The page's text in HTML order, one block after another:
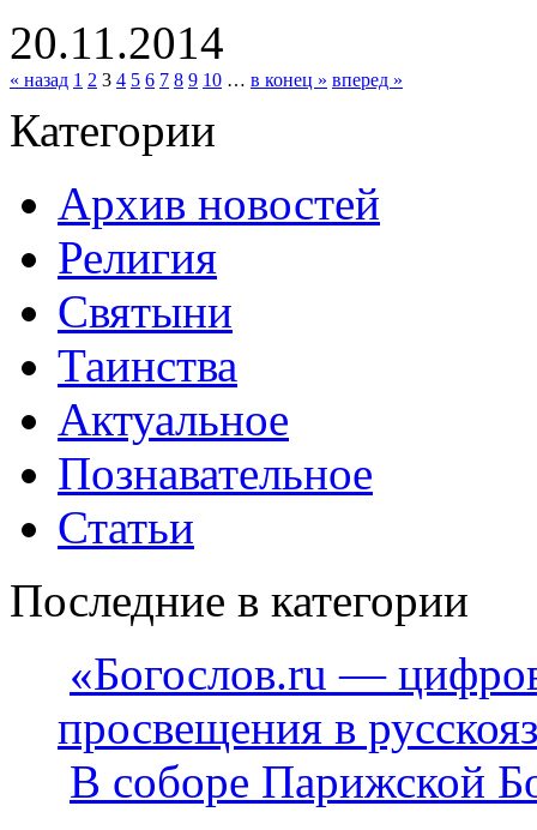
20.11.2014
« назад 1 2 3 4 5 6 7 8 9 10 … в конец » вперед »
Категории
Архив новостей
Религия
Святыни
Таинства
Актуальное
Познавательное
Статьи
Последние в категории
«Богослов.ru —
просвещения в
В соборе Парижской